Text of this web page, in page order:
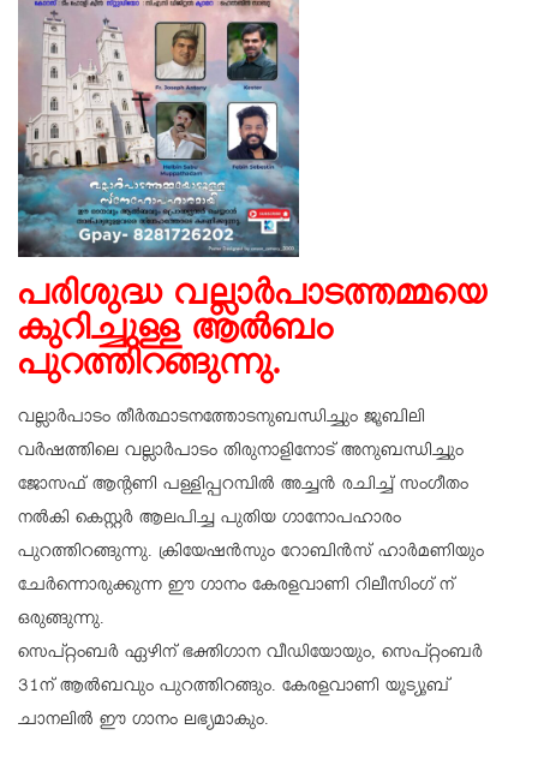
പരിശുദ്ധ വല്ലാര്‍പാടത്തമ്മയെ
കുറിച്ചുള്ള ആല്‍ബം
പുറത്തിറങ്ങുന്നു.
വല്ലാര്‍പാടം തീര്‍ത്ഥാടനത്തോടനുബന്ധിച്ചും ജൂബിലി
വര്‍ഷത്തിലെ വല്ലാര്‍പാടം തിരുനാളിനോട് അനുബന്ധിച്ചും
ജോസഫ് ആന്റണി പള്ളിപ്പറമ്പില്‍ അച്ചന്‍ രചിച്ച് സംഗീതം
നല്‍കി കെസ്റ്റര്‍ ആലപിച്ച പുതിയ ഗാനോപഹാരം
പുറത്തിറങ്ങുന്നു. ക്രിയേഷന്‍സും റോബിന്‍സ് ഹാര്‍മണിയും
ചേര്‍ന്നൊരുക്കുന്ന ഈ ഗാനം കേരളവാണി റിലീസിംഗ് ന്
ഒരുങ്ങുന്നു.
സെപ്റ്റംബര്‍ ഏഴിന് ഭക്തിഗാന വീഡിയോയും, സെപ്റ്റംബര്‍
31ന് ആല്‍ബവും പുറത്തിറങ്ങും. കേരളവാണി യൂട്യൂബ്
ചാനലില്‍ ഈ ഗാനം ലഭ്യമാകും.